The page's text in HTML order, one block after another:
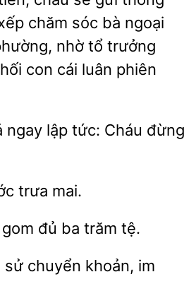
chăm sóc bà ngoại
nhờ tổ trưởng
con cái luân phiên
lập tức: Cháu
trưa mai.
gom đủ ba trăm tệ.
sử
khoản, im